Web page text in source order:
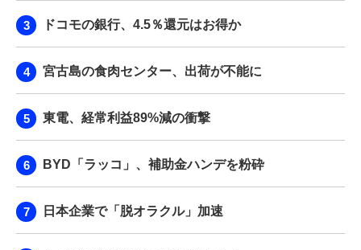
ドコモの銀行、4.5％還元はお得か
宮古島の食肉センター、出荷が不能に
東電、経常利益89%減の衝撃
BYD「ラッコ」、補助金ハンデを粉砕
日本企業で「脱オラクル」加速